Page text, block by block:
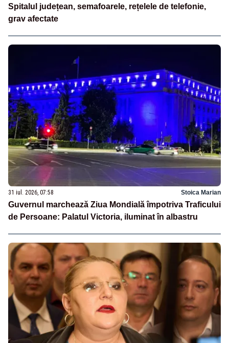
Spitalul județean, semafoarele, rețelele de telefonie,
grav afectate
31 iul. 2026, 07:58 Stoica Marian
Guvernul marchează Ziua Mondială împotriva Traficului
de Persoane: Palatul Victoria, iluminat în albastru